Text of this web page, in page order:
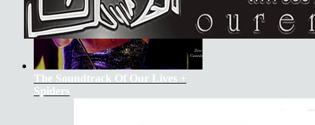
The Soundtrack Of Our Lives +
Spiders